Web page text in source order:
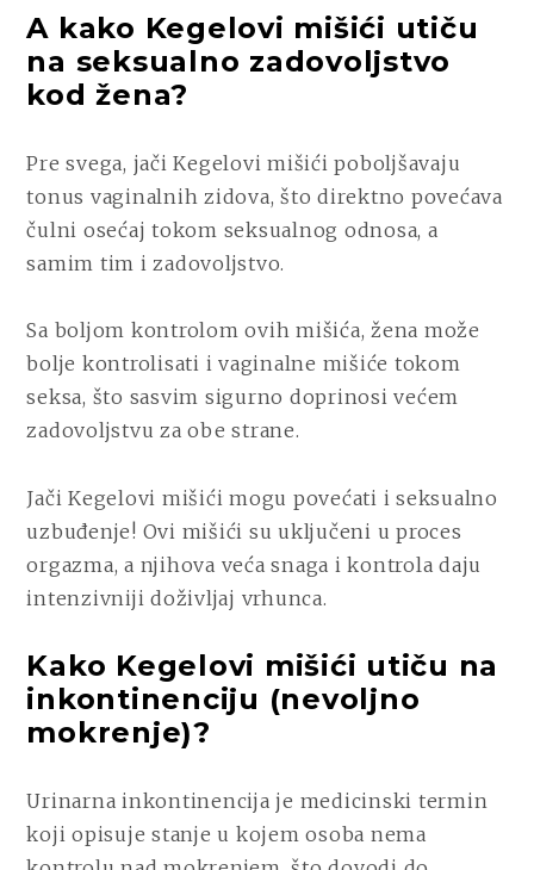
A kako Kegelovi mišići utiču
na seksualno zadovoljstvo
kod žena?
Pre svega, jači Kegelovi mišići poboljšavaju
tonus vaginalnih zidova, što direktno povećava
čulni osećaj tokom seksualnog odnosa, a
samim tim i zadovoljstvo.
Sa boljom kontrolom ovih mišića, žena može
bolje kontrolisati i vaginalne mišiće tokom
seksa, što sasvim sigurno doprinosi većem
zadovoljstvu za obe strane.
Jači Kegelovi mišići mogu povećati i seksualno
uzbuđenje! Ovi mišići su uključeni u proces
orgazma, a njihova veća snaga i kontrola daju
intenzivniji doživljaj vrhunca.
Kako Kegelovi mišići utiču na
inkontinenciju (nevoljno
mokrenje)?
Urinarna inkontinencija je medicinski termin
koji opisuje stanje u kojem osoba nema